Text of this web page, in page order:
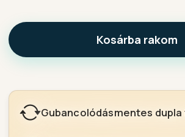
Kosárba rakom
Gubancolódásmentes